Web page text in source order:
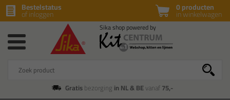
0 producten
in winkelwagen
Bestelstatus
of inloggen
Gratisbezorging in NL & BEvanaf75,-